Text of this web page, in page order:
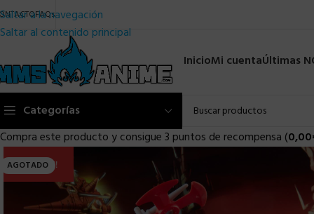
Saltar a la navegación
Saltar al contenido principal
FAQs
InicioMi cuentaÚltimas
Categorías
Compra este producto y consigue 3 puntos de recompensa (0,00
AGOTADO
ULTIMA!!